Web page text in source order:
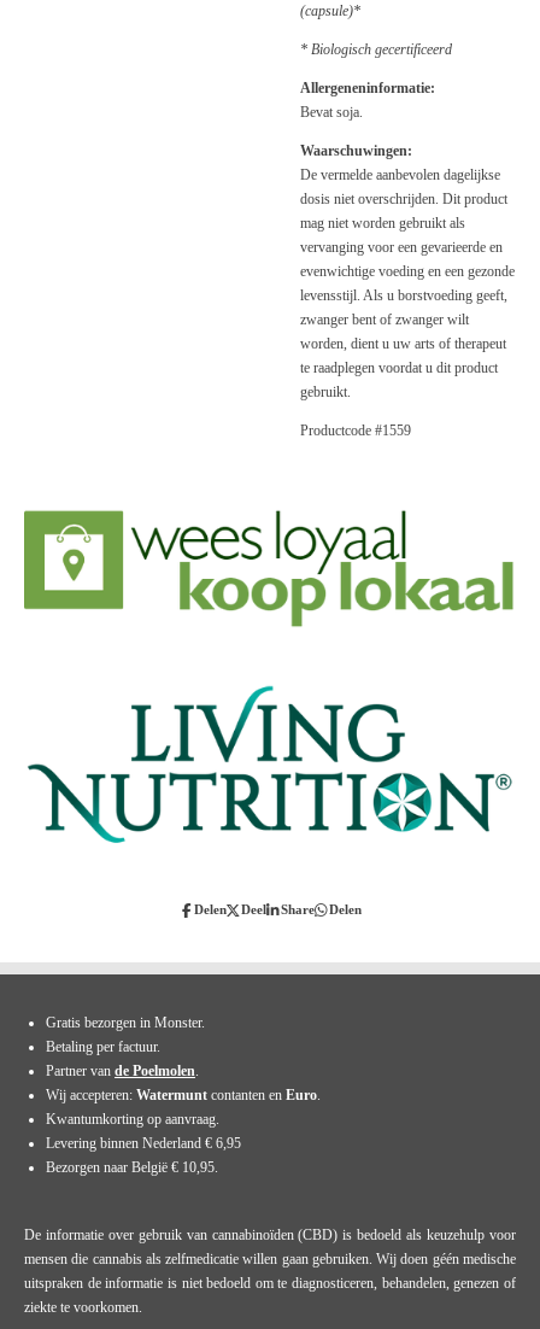
(capsule)*
* Biologisch gecertificeerd
Allergeneninformatie:
Bevat soja.
Waarschuwingen:
De vermelde aanbevolen dagelijkse
dosis niet overschrijden. Dit product
mag niet worden gebruikt als
vervanging voor een gevarieerde en
evenwichtige voeding en een gezonde
levensstijl. Als u borstvoeding geeft,
zwanger bent of zwanger wilt
worden, dient u uw arts of therapeut
te raadplegen voordat u dit product
gebruikt.
Productcode #1559
Delen Deel Share Delen
Gratis bezorgen in Monster.
Betaling per factuur.
Partner van de Poelmolen.
Wij accepteren: Watermunt contanten en Euro.
Kwantumkorting op aanvraag.
Levering binnen Nederland € 6,95
Bezorgen naar België € 10,95.
De informatie over gebruik van cannabinoïden (CBD) is bedoeld als keuzehulp voor
mensen die cannabis als zelfmedicatie willen gaan gebruiken. Wij doen géén medische
uitspraken de informatie is niet bedoeld om te diagnosticeren, behandelen, genezen of
ziekte te voorkomen.